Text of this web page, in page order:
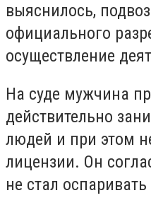
выяснилось,
официального
осуществление
На суде мужчина
действительно
людей и при этом
лицензии. Он
не стал